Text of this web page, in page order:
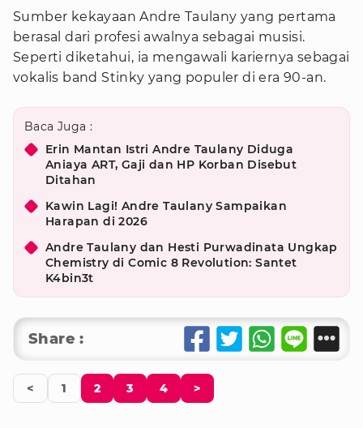
Sumber kekayaan Andre Taulany yang pertama
berasal dari profesi awalnya sebagai musisi.
Seperti diketahui, ia mengawali kariernya sebagai
vokalis band Stinky yang populer di era 90-an.
Baca Juga :
Erin Mantan Istri Andre Taulany Diduga
Aniaya ART, Gaji dan HP Korban Disebut
Ditahan
Kawin Lagi! Andre Taulany Sampaikan
Harapan di 2026
Andre Taulany dan Hesti Purwadinata Ungkap
Chemistry di Comic 8 Revolution: Santet
K4bin3t
Share :
< 1 2 3 4 >